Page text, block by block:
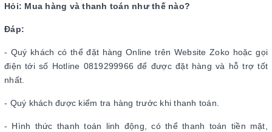
Hỏi: Mua hàng và thanh toán như thế nào?
Đáp:
- Quý khách có thể đặt hàng Online trên Website Zoko hoặc gọi
điện tới số Hotline 0819299966 để được đặt hàng và hỗ trợ tốt
nhất.
- Quý khách được kiểm tra hàng trước khi thanh toán.
- Hình thức thanh toán linh động, có thể thanh toán tiền mặt,